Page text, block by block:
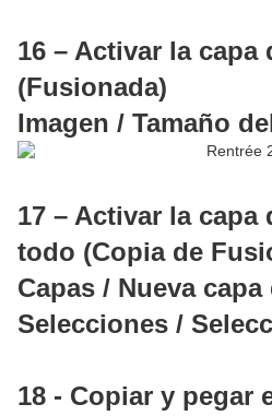
16 – Activar la capa
(Fusionada)
Imagen / Tamaño
17 – Activar la capa
todo (Copia de
Capas / Nueva capa
Selecciones /
18 - Copiar y pegar